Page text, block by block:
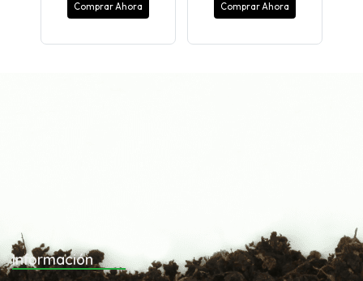
Comprar Ahora Comprar Ahora
Información